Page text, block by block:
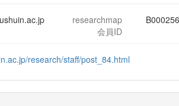
researchmap
会員ID
research/staff/post_84.html